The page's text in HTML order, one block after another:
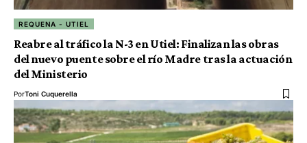
REQUENA - UTIEL
Reabre al tráfico la N-3 en Utiel: Finalizan las obras
del nuevo puente sobre el río Madre tras la actuación
del Ministerio
PorToni Cuquerella